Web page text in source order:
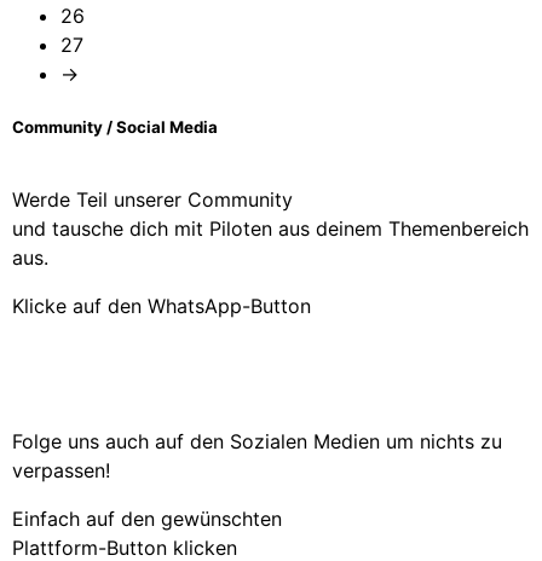
26
27
→
Community / Social Media
Werde Teil unserer Community
und tausche dich mit Piloten aus deinem Themenbereich
aus.
Klicke auf den WhatsApp-Button
Folge uns auch auf den Sozialen Medien um nichts zu
verpassen!
Einfach auf den gewünschten
Plattform-Button klicken